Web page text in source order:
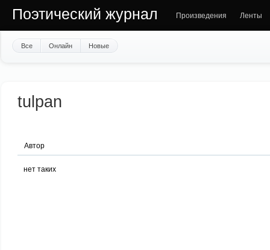
Поэтический журнал Произведения Ленты
Все Онлайн Новые
tulpan
Автор
нет таких